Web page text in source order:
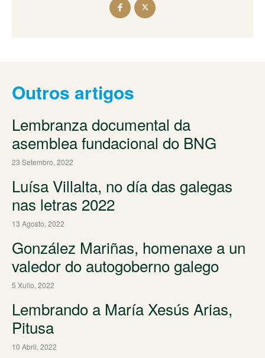
Outros artigos
Lembranza documental da
asemblea fundacional do BNG
23 Setembro, 2022
Luísa Villalta, no día das galegas
nas letras 2022
13 Agosto, 2022
González Mariñas, homenaxe a un
valedor do autogoberno galego
5 Xullo, 2022
Lembrando a María Xesús Arias,
Pitusa
10 Abril, 2022